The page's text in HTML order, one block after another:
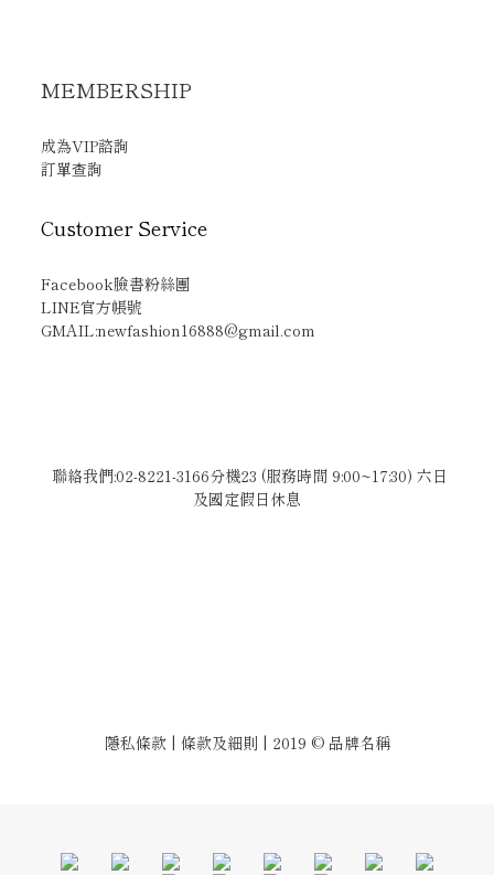
MEMBERSHIP
成為VIP諮詢
訂單查詢
Customer Service
Facebook臉書粉絲團
LINE官方帳號
GMAIL:newfashion16888@gmail.com
聯絡我們:02-8221-3166分機23 (服務時間 9:00~17:30) 六日
及國定假日休息
隱私條款 | 條款及細則 | 2019 © 品牌名稱